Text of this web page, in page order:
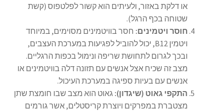
או דלקת באזור, ולעיתים הוא קשור לפלטפוס (קשת
שטוחה בכף הרגל).
חוסר ויטמינים: חסר בוויטמינים מסוימים, במיוחד
ויטמין B12, יכול להוביל לפגיעות במערכת העצבים,
ובכך לגרום לתחושת שריפה ונימול בכפות הרגליים.
מצב זה שכיח אצל אנשים עם תזונה דלה בוויטמינים או
אנשים עם בעיות ספיגה במערכת העיכול.
התקפי גאוט (שיגדון): גאוט הוא מצב שבו חומצת שתן
מצטברת במפרקים ויוצרת קריסטלים, אשר גורמים